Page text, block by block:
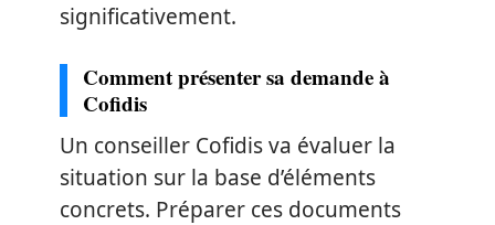
significativement.
Comment présenter sa demande à
Cofidis
Un conseiller Cofidis va évaluer la
situation sur la base d’éléments
concrets. Préparer ces documents